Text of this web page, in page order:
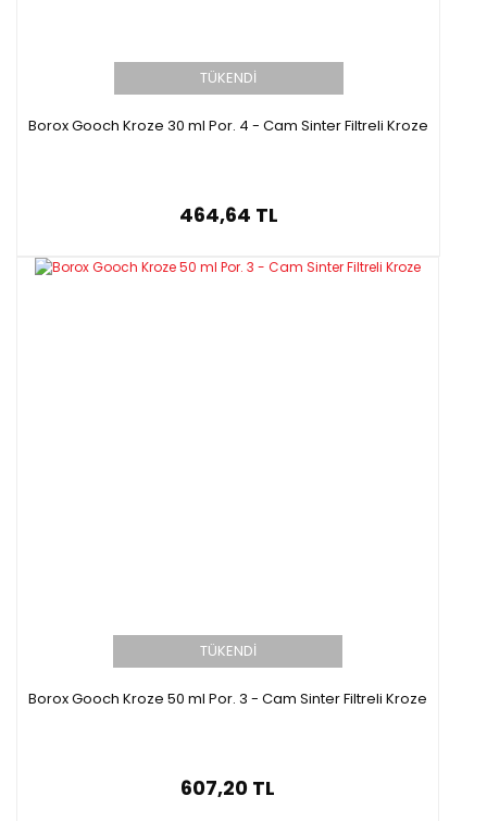
TÜKENDİ
Borox Gooch Kroze 30 ml Por. 4 - Cam Sinter Filtreli Kroze
464,64 TL
TÜKENDİ
Borox Gooch Kroze 50 ml Por. 3 - Cam Sinter Filtreli Kroze
607,20 TL